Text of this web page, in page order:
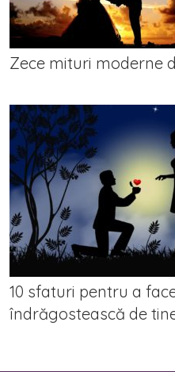
Zece mituri moderne
10 sfaturi pentru a
îndrăgostească de